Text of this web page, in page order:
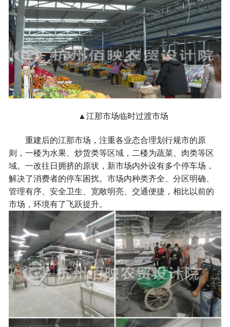
▲江那市场临时过渡市场
重建后的江那市场，注重各业态合理划行规市的原
则，一楼为水果、炒货类等区域，二楼为蔬菜、肉类等区
域。一改往日拥挤的原状，新市场内外设有多个停车场，
解决了消费者的停车困扰。市场内种类齐全、分区明确、
管理有序、安全卫生、宽敞明亮、交通便捷，相比以前的
市场，环境有了飞跃提升。